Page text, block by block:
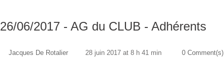
26/06/2017 - AG du CLUB - Adhérents
Jacques De Rotalier 28 juin 2017 at 8 h 41 min
0 Comment(s)